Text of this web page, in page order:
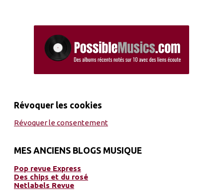
Révoquer les cookies
Révoquer le consentement
MES ANCIENS BLOGS MUSIQUE
Pop revue Express
Des chips et du rosé
Netlabels Revue